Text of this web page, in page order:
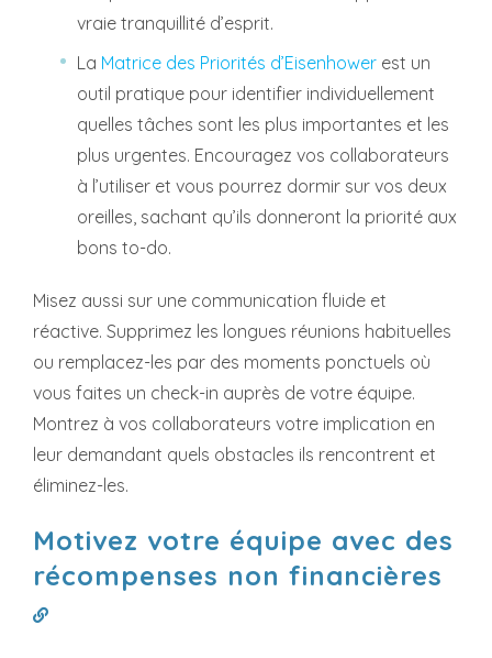
vraie tranquillité d’esprit.
La Matrice des Priorités d’Eisenhower est un
outil pratique pour identifier individuellement
quelles tâches sont les plus importantes et les
plus urgentes. Encouragez vos collaborateurs
à l’utiliser et vous pourrez dormir sur vos deux
oreilles, sachant qu’ils donneront la priorité aux
bons to-do.
Misez aussi sur une communication fluide et
réactive. Supprimez les longues réunions habituelles
ou remplacez-les par des moments ponctuels où
vous faites un check-in auprès de votre équipe.
Montrez à vos collaborateurs votre implication en
leur demandant quels obstacles ils rencontrent et
éliminez-les.
Motivez votre équipe avec des
récompenses non financières